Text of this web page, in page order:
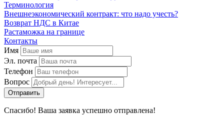
Терминология
Внешнеэкономический контракт: что надо учесть?
Возврат НДС в Китае
Растаможка на границе
Контакты
Имя
Эл. почта
Телефон
Вопрос
Спасибо! Ваша заявка успешно отправлена!